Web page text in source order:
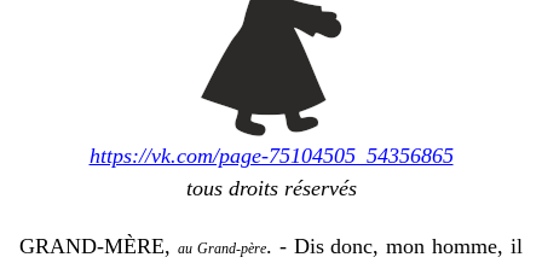
https://vk.com/page-75104505_54356865
tous droits réservés
GRAND-MÈRE, au Grand-père. - Dis donc, mon homme, il